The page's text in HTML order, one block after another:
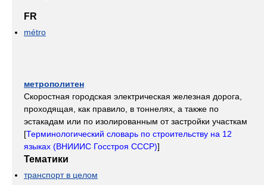
FR
métro
метрополитен
Скоростная городская электрическая железная дорога,
проходящая, как правило, в тоннелях, а также по
эстакадам или по изолированным от застройки участкам
[Терминологический словарь по строительству на 12
языках (ВНИИИС Госстроя СССР)]
Тематики
транспорт в целом